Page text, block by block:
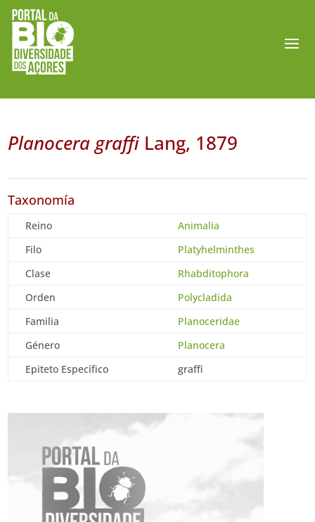
Planocera graffi Lang, 1879
Taxonomía
Reino
Animalia
Filo
Platyhelminthes
Clase
Rhabditophora
Orden
Polycladida
Familia
Planoceridae
Género
Planocera
Epiteto Específico
graffi